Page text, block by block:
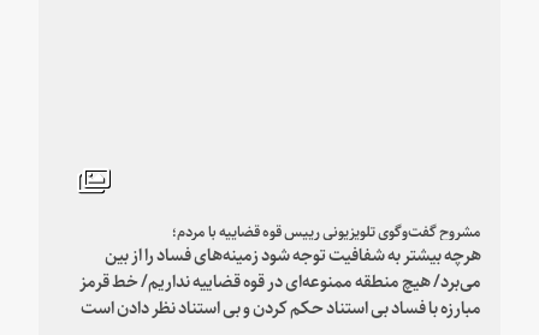
مشروح گفت‌وگوی تلویزیونی رییس قوه قضاییه با مردم؛
هرچه بیشتر به شفافیت توجه شود زمینه‌های فساد را از بین
می‌برد/ هیچ منطقه ممنوعه‌ای در قوه قضاییه نداریم/ خط قرمز
مبارزه با فساد بی استناد حکم کردن و بی استناد نظر دادن است